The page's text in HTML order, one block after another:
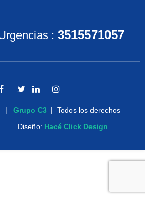
: 3515571057
| Grupo C3| Todos los derechos
Diseño: Hacé Click Design